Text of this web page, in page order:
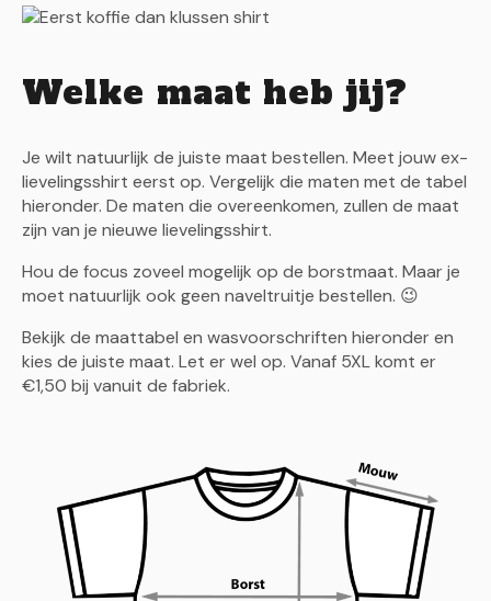
Welke maat heb jij?
Je wilt natuurlijk de juiste maat bestellen. Meet jouw ex-
lievelingsshirt eerst op. Vergelijk die maten met de tabel
hieronder. De maten die overeenkomen, zullen de maat
zijn van je nieuwe lievelingsshirt.
Hou de focus zoveel mogelijk op de borstmaat. Maar je
moet natuurlijk ook geen naveltruitje bestellen. 😉
Bekijk de maattabel en wasvoorschriften hieronder en
kies de juiste maat. Let er wel op. Vanaf 5XL komt er
€1,50 bij vanuit de fabriek.